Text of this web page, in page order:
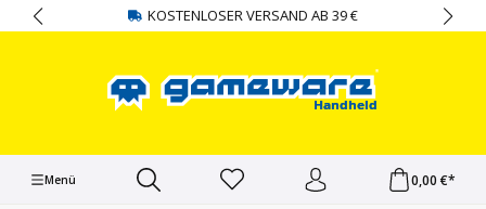
springen KOSTENLOSER VERSAND AB 39 €
Menü 0,00 €*